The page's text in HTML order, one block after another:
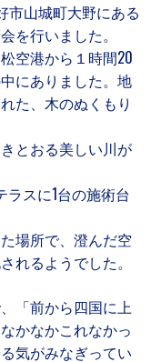
市山城町大野にある
を行いました。
空港から１時間20
にありました。地
た、木のぬくもり
とおる美しい川が
スに1台の施術台
場所で、澄んだ空
れるようでした。
「前から四国に上
かなかこれなかっ
気がみなぎってい